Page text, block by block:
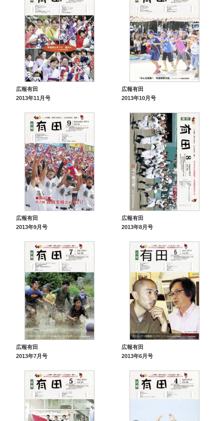
広報有田
2013年11月号
広報有田
2013年10月号
広報有田
2013年9月号
広報有田
2013年8月号
広報有田
2013年7月号
広報有田
2013年6月号